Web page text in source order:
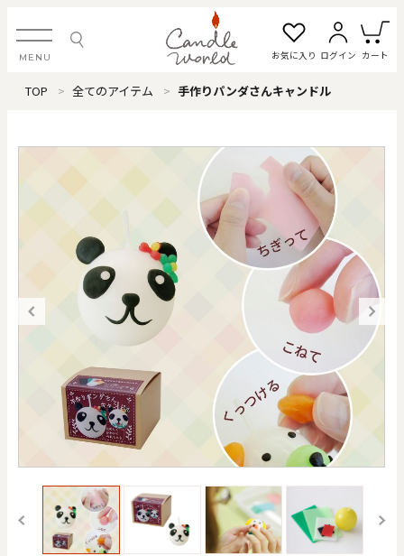
MENU お気に入り ログイン カート
ログイン・新規会員登録
お気に入り一覧 カートを見る
すべてのアイテム
カテゴリから探す
#タグから探す
価格で探す
20000
クリア OK
TOP 全てのアイテム 手作りパンダさんキャンドル